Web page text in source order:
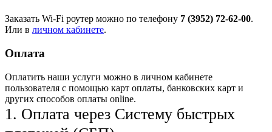
Заказать Wi-Fi роутер можно по телефону 7 (3952) 72-62-00.
Или в личном кабинете.
Оплата
Оплатить наши услуги можно в личном кабинете
пользователя с помощью карт оплаты, банковских карт и
других способов оплаты online.
1. Оплата через Систему быстрых